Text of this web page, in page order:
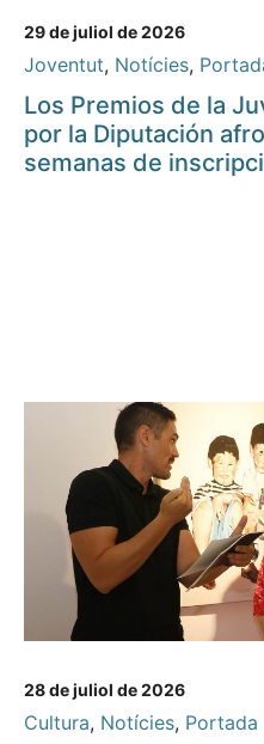
29 de juliol de 2026
Joventut, Notícies,
Los Premios de la
por la Diputación
semanas de
28 de juliol de 2026
Cultura, Notícies, Portada